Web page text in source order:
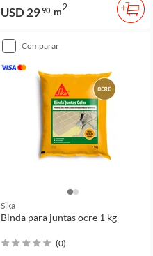
USD 2990 m2
comparar
Sika
Binda para juntas ocre 1 kg
(0)